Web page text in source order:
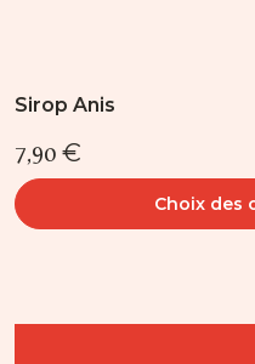
Sirop Anis
7,90 €
Choix des